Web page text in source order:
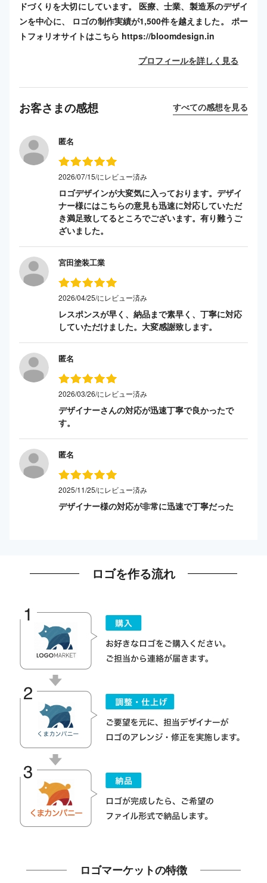
ドづくりを大切にしています。 医療、士業、製造系のデザイ
ンを中心に、 ロゴの制作実績が1,500件を越えました。 ポー
トフォリオサイトはこちら https://bloomdesign.in
プロフィールを詳しく見る
お客さまの感想 すべての感想を見る
匿名
2026/07/15/にレビュー済み
ロゴデザインが大変気に入っております。デザイ
ナー様にはこちらの意見も迅速に対応していただ
き満足致してるところでございます。有り難うご
ざいました。
宮田塗装工業
2026/04/25/にレビュー済み
レスポンスが早く、納品まで素早く、丁寧に対応
していただけました。大変感謝致します。
匿名
2026/03/26/にレビュー済み
デザイナーさんの対応が迅速丁寧で良かったで
す。
匿名
2025/11/25/にレビュー済み
デザイナー様の対応が非常に迅速で丁寧だった
ロゴを作る流れ
ロゴマーケットの特徴